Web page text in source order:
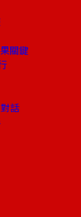
關鍵
話